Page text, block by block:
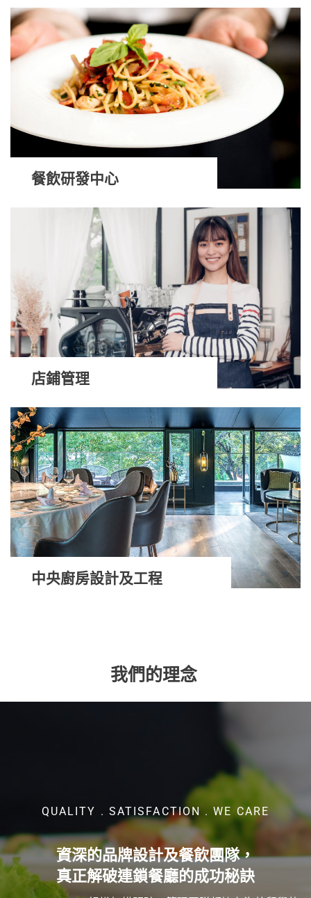
餐飲研發中心
店鋪管理
中央廚房設計及工程
我們的理念
QUALITY . SATISFACTION . WE CARE
資深的品牌設計及餐飲團隊，
真正解破連鎖餐廳的成功秘訣